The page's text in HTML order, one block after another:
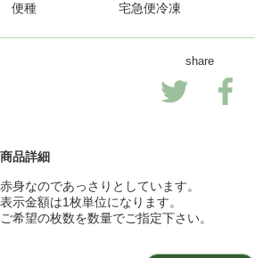
便種 宅急便冷凍
share
商品詳細
赤身なのであっさりとしています。
表示金額は1枚単位になります。
ご希望の枚数を数量でご指定下さい。